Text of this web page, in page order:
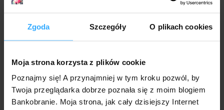
Zgoda Szczegóły O plikach cookies
Moja strona korzysta z plików cookie
Poznajmy się! A przynajmniej w tym kroku pozwól, by
Twoja przeglądarka dobrze poznała się z moim blogiem
Bankobranie. Moja strona, jak cały dzisiejszy Internet
Dziś na zawrotnej przy kwocie 10100 do Millenium
Dzisiaj: 2,8% przy przelewie do Millennium i 2,7% do
Anonimowy 4 listopada 2019 16:53